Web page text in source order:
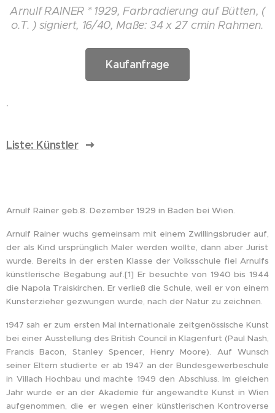
Arnulf RAINER * 1929, Farbradierung auf Bütten, (
o.T. ) signiert, 16/40, Maße: 34 x 27 cmin Rahmen.
Kaufanfrage
.
Liste: Künstler
Arnulf Rainer geb.8. Dezember 1929 in Baden bei Wien.
Arnulf Rainer wuchs gemeinsam mit einem Zwillingsbruder auf,
der als Kind ursprünglich Maler werden wollte, dann aber Jurist
wurde. Bereits in der ersten Klasse der Volksschule fiel Arnulfs
künstlerische Begabung auf.[1] Er besuchte von 1940 bis 1944
die Napola Traiskirchen. Er verließ die Schule, weil er von einem
Kunsterzieher gezwungen wurde, nach der Natur zu zeichnen.
1947 sah er zum ersten Mal internationale zeitgenössische Kunst
bei einer Ausstellung des British Council in Klagenfurt (Paul Nash,
Francis Bacon, Stanley Spencer, Henry Moore). Auf Wunsch
seiner Eltern studierte er ab 1947 an der Bundesgewerbeschule
in Villach Hochbau und machte 1949 den Abschluss. Im gleichen
Jahr wurde er an der Akademie für angewandte Kunst in Wien
aufgenommen, die er wegen einer künstlerischen Kontroverse